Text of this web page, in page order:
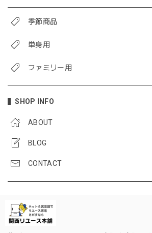
季節商品
単身用
ファミリー用
SHOP INFO
ABOUT
BLOG
CONTACT